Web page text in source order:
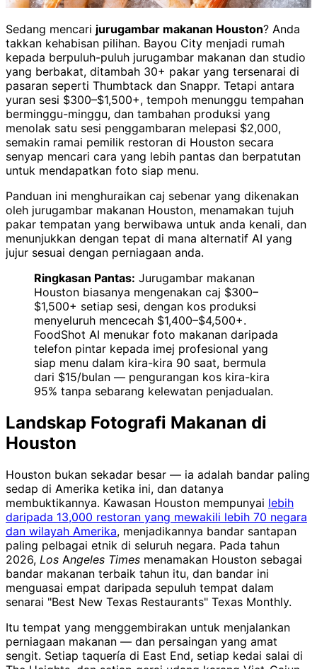
Sedang mencari jurugambar makanan Houston? Anda
takkan kehabisan pilihan. Bayou City menjadi rumah
kepada berpuluh-puluh jurugambar makanan dan studio
yang berbakat, ditambah 30+ pakar yang tersenarai di
pasaran seperti Thumbtack dan Snappr. Tetapi antara
yuran sesi $300–$1,500+, tempoh menunggu tempahan
berminggu-minggu, dan tambahan produksi yang
menolak satu sesi penggambaran melepasi $2,000,
semakin ramai pemilik restoran di Houston secara
senyap mencari cara yang lebih pantas dan berpatutan
untuk mendapatkan foto siap menu.
Panduan ini menghuraikan caj sebenar yang dikenakan
oleh jurugambar makanan Houston, menamakan tujuh
pakar tempatan yang berwibawa untuk anda kenali, dan
menunjukkan dengan tepat di mana alternatif AI yang
jujur sesuai dengan perniagaan anda.
Ringkasan Pantas: Jurugambar makanan
Houston biasanya mengenakan caj $300–
$1,500+ setiap sesi, dengan kos produksi
menyeluruh mencecah $1,400–$4,500+.
FoodShot AI menukar foto makanan daripada
telefon pintar kepada imej profesional yang
siap menu dalam kira-kira 90 saat, bermula
dari $15/bulan — pengurangan kos kira-kira
95% tanpa sebarang kelewatan penjadualan.
Landskap Fotografi Makanan di
Houston
Houston bukan sekadar besar — ia adalah bandar paling
sedap di Amerika ketika ini, dan datanya
membuktikannya. Kawasan Houston mempunyai lebih
daripada 13,000 restoran yang mewakili lebih 70 negara
dan wilayah Amerika, menjadikannya bandar santapan
paling pelbagai etnik di seluruh negara. Pada tahun
2026, Los Angeles Times menamakan Houston sebagai
bandar makanan terbaik tahun itu, dan bandar ini
menguasai empat daripada sepuluh tempat dalam
senarai "Best New Texas Restaurants" Texas Monthly.
Itu tempat yang menggembirakan untuk menjalankan
perniagaan makanan — dan persaingan yang amat
sengit. Setiap taquería di East End, setiap kedai salai di